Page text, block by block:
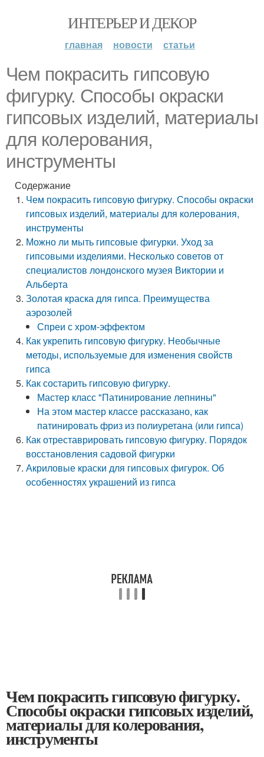
ИНТЕРЬЕР И ДЕКОР
главная новости статьи
Чем покрасить гипсовую
фигурку. Способы окраски
гипсовых изделий, материалы
для колерования,
инструменты
Содержание
Чем покрасить гипсовую фигурку. Способы окраски
гипсовых изделий, материалы для колерования,
инструменты
Можно ли мыть гипсовые фигурки. Уход за
гипсовыми изделиями. Несколько советов от
специалистов лондонского музея Виктории и
Альберта
Золотая краска для гипса. Преимущества
аэрозолей
Спреи с хром-эффектом
Как укрепить гипсовую фигурку. Необычные
методы, используемые для изменения свойств
гипса
Как состарить гипсовую фигурку.
Мастер класс "Патинирование лепнины"
На этом мастер классе рассказано, как
патинировать фриз из полиуретана (или гипса)
Как отреставрировать гипсовую фигурку. Порядок
восстановления садовой фигурки
Акриловые краски для гипсовых фигурок. Об
особенностях украшений из гипса
Чем покрасить гипсовую фигурку.
Способы окраски гипсовых изделий,
материалы для колерования,
инструменты